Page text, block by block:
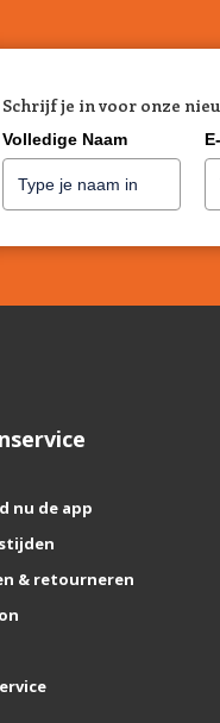
Schrijf je in voor onze
Volledige Naam
nu de app
& retourneren